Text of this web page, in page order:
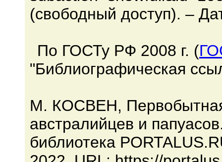
(свободный доступ). –
По ГОСТу РФ 2008 г. (
"Библиографическая
М. КОСВЕН,
австралийцев и
библиотека